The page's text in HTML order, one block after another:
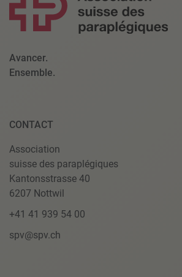
Avancer.
Ensemble.
CONTACT
Association
suisse des paraplégiques
Kantonsstrasse 40
6207 Nottwil
+41 41 939 54 00
spv@spv.ch